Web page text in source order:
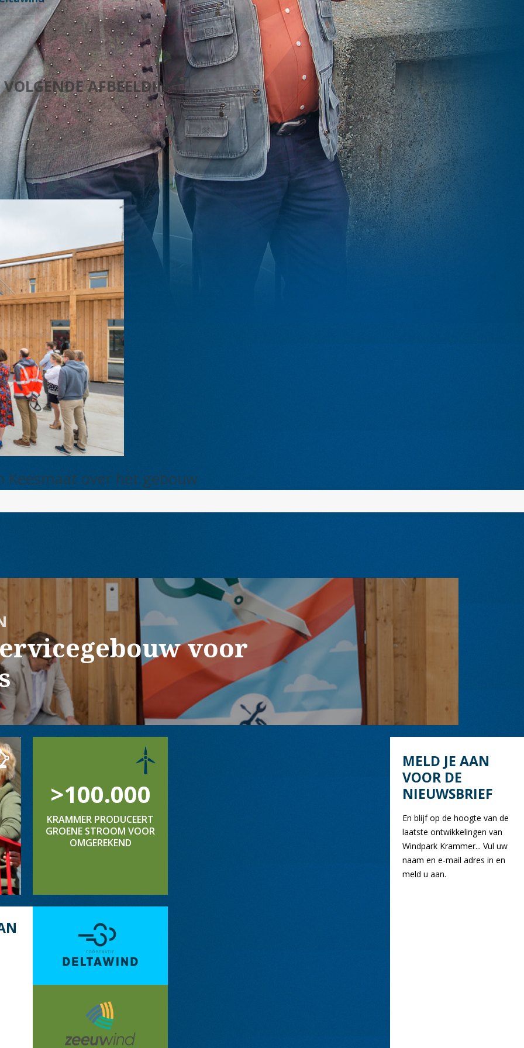
VOLGENDE AFBEELDING
over het gebouw
voor
>100.000
KRAMMER PRODUCEERT
GROENE STROOM VOOR
OMGEREKEND
MELD JE AAN
VOOR DE
NIEUWSBRIEF
En blijf op de hoogte van de
laatste ontwikkelingen van
Windpark Krammer... Vul uw
naam en e-mail adres in en
meld u aan.